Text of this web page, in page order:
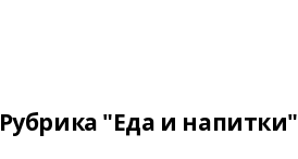
Рубрика "Еда и напитки"